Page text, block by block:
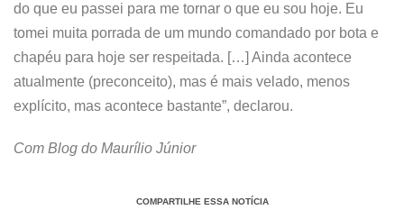
do que eu passei para me tornar o que eu sou hoje. Eu
tomei muita porrada de um mundo comandado por bota e
chapéu para hoje ser respeitada. […] Ainda acontece
atualmente (preconceito), mas é mais velado, menos
explícito, mas acontece bastante”, declarou.
Com Blog do Maurílio Júnior
COMPARTILHE ESSA NOTÍCIA